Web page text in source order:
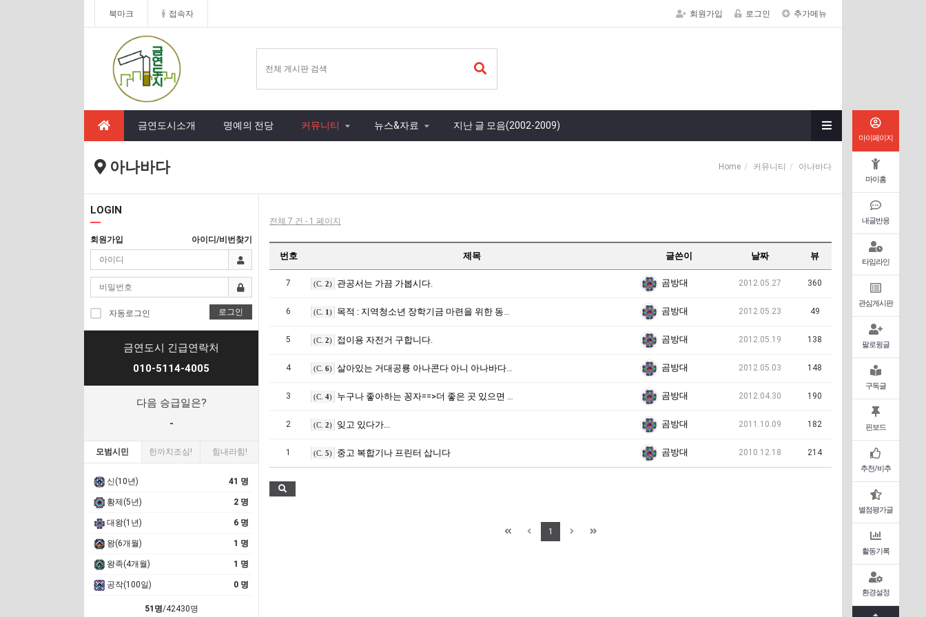
북마크 접속자 회원가입 로그인 추가메뉴
금연도시소개 명예의 전당 커뮤니티 뉴스&자료 지난 글 모음(2002-2009)
아나바다 Home 커뮤니티 아나바다
마이페이지
마이홈
내글반응
타임라인
관심게시판
팔로윙글
구독글
핀보드
추천/비추
별점평가글
활동기록
환경설정
LOGIN
회원가입 아이디/비번찾기
자동로그인 로그인
금연도시 긴급연락처
010-5114-4005
다음 승급일은?
-
모범시민 한까치조심! 힘내라힘!
신(10년) 41 명
황제(5년) 2 명
대왕(1년) 6 명
왕(6개월) 1 명
왕족(4개월) 1 명
공작(100일) 0 명
51명/42430명
전체 7 건 - 1 페이지
번호 제목 글쓴이 날짜 뷰
7 (C. 2) 관공서는 가끔 가봅시다. 곰방대 2012.05.27 360
6 (C. 1) 목적 : 지역청소년 장학기금 마련을 위한 동수바자회 곰방대 2012.05.23 49
5 (C. 2) 접이용 자전거 구합니다. 곰방대 2012.05.19 138
4 (C. 6) 살아있는 거대공룡 아나콘다 아니 아나바다여 영원하라. 하드^^;;; 곰방대 2012.05.03 148
3 (C. 4) 누구나 좋아하는 꽁자==>더 좋은 곳 있으면 갈켜줘요....^^; 곰방대 2012.04.30 190
2 (C. 2) 잊고 있다가... 곰방대 2011.10.09 182
1 (C. 5) 중고 복합기나 프린터 삽니다 곰방대 2010.12.18 214
1